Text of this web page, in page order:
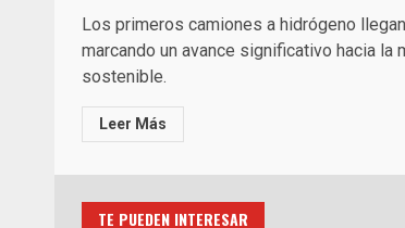
Los primeros camiones a hidrógeno
marcando un avance significativo hacia la
sostenible.
Leer Más
TE PUEDEN INTERESAR